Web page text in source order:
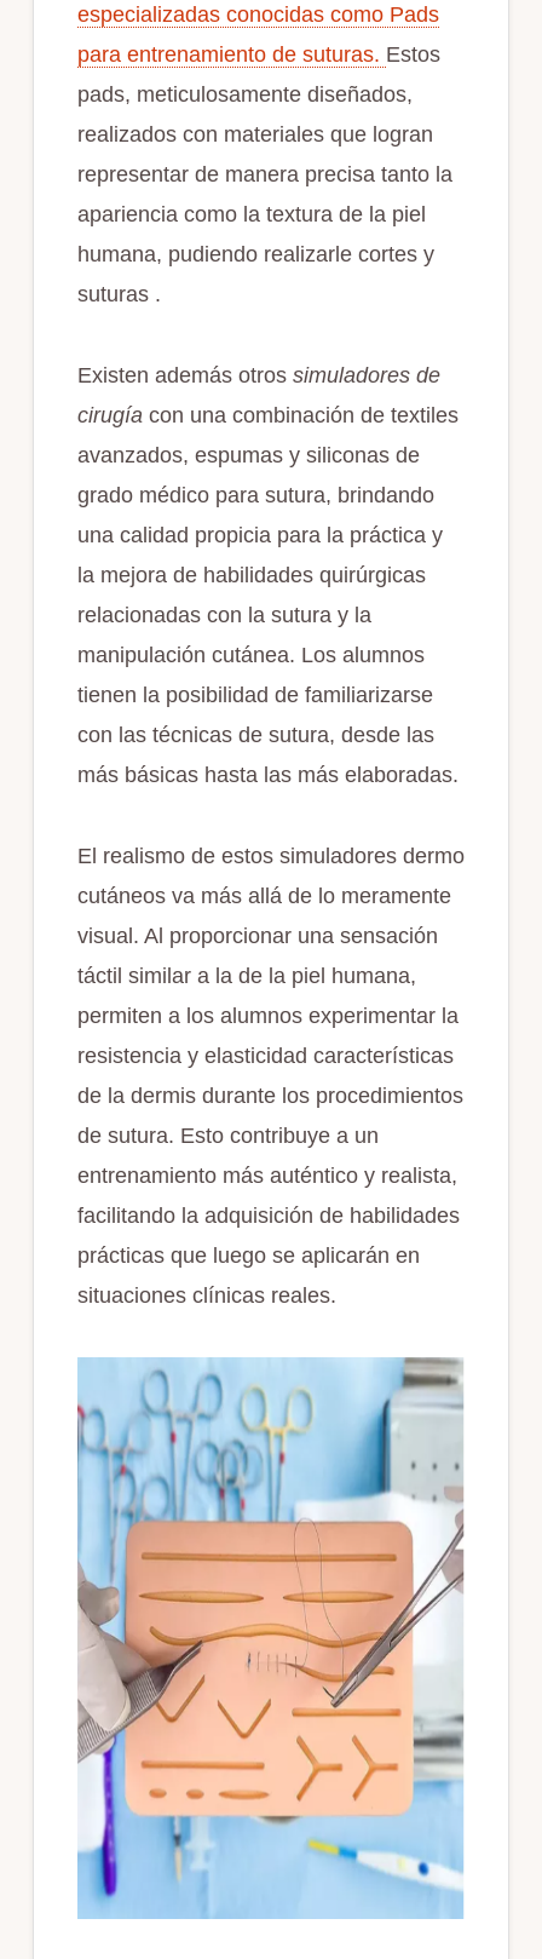
especializadas conocidas como Pads
para entrenamiento de suturas. Estos
pads, meticulosamente diseñados,
realizados con materiales que logran
representar de manera precisa tanto la
apariencia como la textura de la piel
humana, pudiendo realizarle cortes y
suturas .
Existen además otros simuladores de
cirugía con una combinación de textiles
avanzados, espumas y siliconas de
grado médico para sutura, brindando
una calidad propicia para la práctica y
la mejora de habilidades quirúrgicas
relacionadas con la sutura y la
manipulación cutánea. Los alumnos
tienen la posibilidad de familiarizarse
con las técnicas de sutura, desde las
más básicas hasta las más elaboradas.
El realismo de estos simuladores dermo
cutáneos va más allá de lo meramente
visual. Al proporcionar una sensación
táctil similar a la de la piel humana,
permiten a los alumnos experimentar la
resistencia y elasticidad características
de la dermis durante los procedimientos
de sutura. Esto contribuye a un
entrenamiento más auténtico y realista,
facilitando la adquisición de habilidades
prácticas que luego se aplicarán en
situaciones clínicas reales.